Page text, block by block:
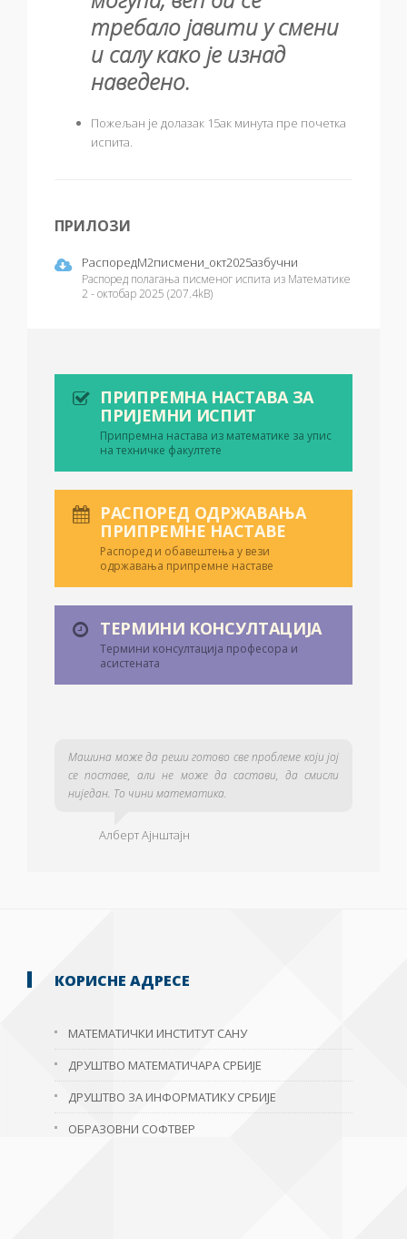
требало јавити у смени
и салу како је изнад
наведено.
Пожељан је долазак 15ак минута пре почетка
испита.
ПРИЛОЗИ
РаспоредМ2писмени_окт2025азбучни
Распоред полагања писменог испита из Математике
2 - октобар 2025 (207.4kB)
ПРИПРЕМНА НАСТАВА ЗА
ПРИЈЕМНИ ИСПИТ
Припремна настава из математике за упис
на техничке факултете
РАСПОРЕД ОДРЖАВАЊА
ПРИПРЕМНЕ НАСТАВЕ
Распоред и обавештења у вези
одржавања припремне наставе
ТЕРМИНИ КОНСУЛТАЦИЈА
Термини консултација професора и
асистената
Машина може да реши готово све проблеме који јој
се поставе, али не може да састави, да смисли
ниједан. То чини математика.
Алберт Ајнштајн
КОРИСНЕ АДРЕСЕ
МАТЕМАТИЧКИ ИНСТИТУТ САНУ
ДРУШТВО МАТЕМАТИЧАРА СРБИЈЕ
ДРУШТВО ЗА ИНФОРМАТИКУ СРБИЈЕ
ОБРАЗОВНИ СОФТВЕР